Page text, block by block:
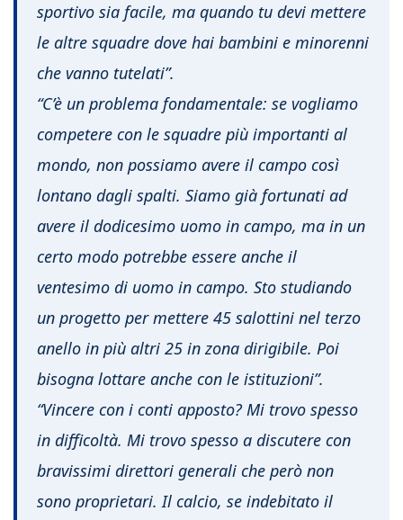
sportivo sia facile, ma quando tu devi mettere
le altre squadre dove hai bambini e minorenni
che vanno tutelati”.
“C’è un problema fondamentale: se vogliamo
competere con le squadre più importanti al
mondo, non possiamo avere il campo così
lontano dagli spalti. Siamo già fortunati ad
avere il dodicesimo uomo in campo, ma in un
certo modo potrebbe essere anche il
ventesimo di uomo in campo. Sto studiando
un progetto per mettere 45 salottini nel terzo
anello in più altri 25 in zona dirigibile. Poi
bisogna lottare anche con le istituzioni”.
“Vincere con i conti apposto? Mi trovo spesso
in difficoltà. Mi trovo spesso a discutere con
bravissimi direttori generali che però non
sono proprietari. Il calcio, se indebitato il